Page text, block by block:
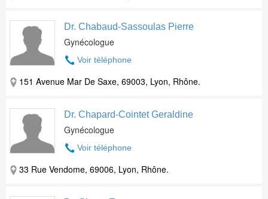
Dr. Chabaud-Sassoulas Pierre
Gynécologue
Voir téléphone
151 Avenue Mar De Saxe, 69003, Lyon, Rhône.
Dr. Chapard-Cointet Geraldine
Gynécologue
Voir téléphone
33 Rue Vendome, 69006, Lyon, Rhône.